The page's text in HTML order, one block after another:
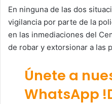
En ninguna de las dos
vigilancia por parte de la
en las inmediaciones del
de robar y extorsionar a las
Únete a
WhatsApp